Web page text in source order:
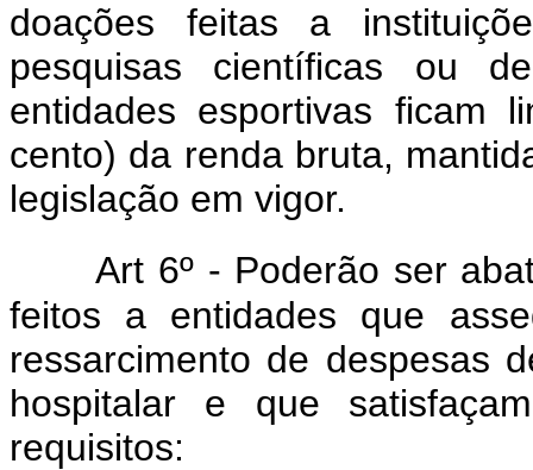
doações feitas a
pesquisas científicas ou
entidades esportivas ficam
cento) da renda bruta,
legislação em vigor.
Art 6º - Poderão ser
feitos a entidades que
ressarcimento de despesas
hospitalar e que
requisitos: